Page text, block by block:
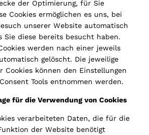
der Optimierung, für Sie
Cookies ermöglichen es uns, bei
unserer Website automatisch
Sie diese bereits besucht haben.
werden nach einer jeweils
gelöscht. Die jeweilige
Cookies können den Einstellungen
Tools entnommen werden.
für die Verwendung von Cookies
verarbeiteten Daten, die für die
der Website benötigt